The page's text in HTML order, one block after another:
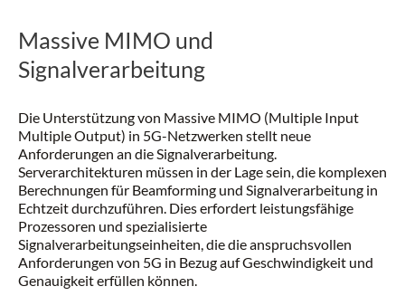
Massive MIMO und
Signalverarbeitung
Die Unterstützung von Massive MIMO (Multiple Input
Multiple Output) in 5G-Netzwerken stellt neue
Anforderungen an die Signalverarbeitung.
Serverarchitekturen müssen in der Lage sein, die komplexen
Berechnungen für Beamforming und Signalverarbeitung in
Echtzeit durchzuführen. Dies erfordert leistungsfähige
Prozessoren und spezialisierte
Signalverarbeitungseinheiten, die die anspruchsvollen
Anforderungen von 5G in Bezug auf Geschwindigkeit und
Genauigkeit erfüllen können.